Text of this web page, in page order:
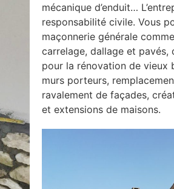
mécanique d’enduit…
responsabilité civile. Vous
maçonnerie générale
carrelage, dallage et
pour la rénovation de vieux
murs porteurs,
ravalement de façades,
et extensions de maisons.